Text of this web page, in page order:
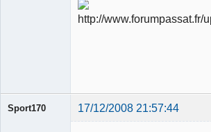
Sport170 17/12/2008 21:57:44